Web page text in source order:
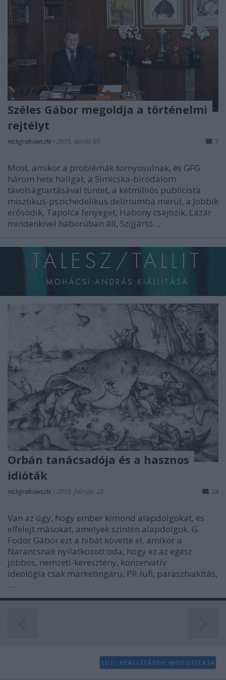
Széles Gábor megoldja a történelmi
rejtélyt
nickgrabowszki • 2015. április 07. 7
Most, amikor a problémák tornyosulnak, és GFG
három hete hallgat, a Simicska-birodalom
távolságtartásával tüntet, a kétmilliós publicista
misztikus-pszichedelikus delíriumba merül, a Jobbik
erősödik, Tapolca fenyeget, Habony csajozik, Lázár
mindenkivel háborúban áll, Szijjártó…
Orbán tanácsadója és a hasznos
idióták
nickgrabowszki • 2015. február 22. 24
Van az úgy, hogy ember kimond alapdolgokat, és
elfelejt másokat, amelyek szintén alapdolgok. G.
Fodor Gábor ezt a hibát követte el, amikor a
Narancsnak nyilatkozott oda, hogy ez az egész
jobbos, nemzeti-keresztény, konzervatív
ideológia csak marketingáru, PR-lufi, parasztvakítás,
…
SÜTI BEÁLLÍTÁSOK MÓDOSÍTÁSA